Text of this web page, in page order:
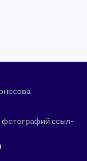
фо­тог­ра­фий ссыл­